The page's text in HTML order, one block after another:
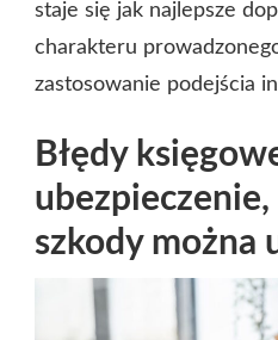
staje się jak najlepsze
charakteru
zastosowanie podejścia
Błędy
szkody można